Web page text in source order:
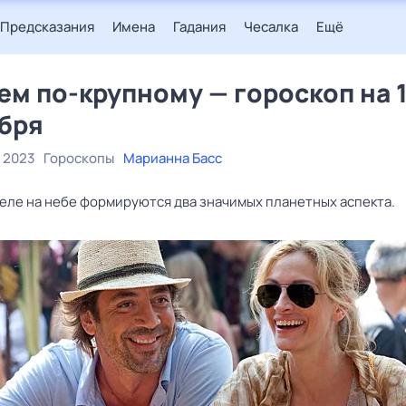
Предсказания Имена Гадания Чесалка Ещё
по-крупному — гороскоп на
2023 Гороскопы Марианна Басс
на небе формируются два значимых планетных аспекта.